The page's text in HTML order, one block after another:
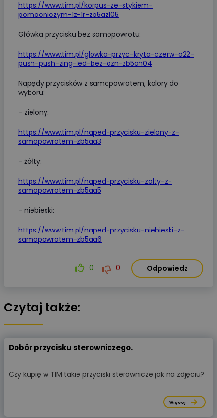
https://www.tim.pl/korpus-ze-stykiem-
pomocniczym-1z-1r-zb5az105
Główka przycisku bez samopowrotu:
https://www.tim.pl/glowka-przyc-kryta-czerw-o22-
push-push-zing-led-bez-ozn-zb5ah04
Napędy przycisków z samopowrotem, kolory do
wyboru:
- zielony:
https://www.tim.pl/naped-przycisku-zielony-z-
samopowrotem-zb5aa3
- żółty:
https://www.tim.pl/naped-przycisku-zolty-z-
samopowrotem-zb5aa5
- niebieski:
https://www.tim.pl/naped-przycisku-niebieski-z-
samopowrotem-zb5aa6
0 0 Odpowiedz
Czytaj także:
Dobór przycisku sterowniczego.
Czy kupię w TIM takie przyciski sterownicze jak na zdjęciu?
Więcej